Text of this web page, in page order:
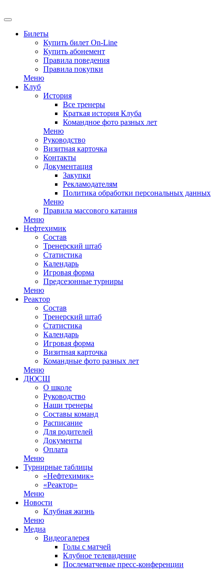
Билеты
Купить билет On-Line
Купить абонемент
Правила поведения
Правила покупки
Меню
Клуб
История
Все тренеры
Краткая история Клуба
Командное фото разных лет
Меню
Руководство
Визитная карточка
Контакты
Документация
Закупки
Рекламодателям
Политика обработки персональных данных
Меню
Правила массового катания
Меню
Нефтехимик
Состав
Тренерский штаб
Статистика
Календарь
Игровая форма
Предсезонные турниры
Меню
Реактор
Состав
Тренерский штаб
Статистика
Календарь
Игровая форма
Визитная карточка
Командные фото разных лет
Меню
ДЮСШ
О школе
Руководство
Наши тренеры
Составы команд
Расписание
Для родителей
Документы
Оплата
Меню
Турнирные таблицы
«Нефтехимик»
«Реактор»
Меню
Новости
Клубная жизнь
Меню
Медиа
Видеогалерея
Голы с матчей
Клубное телевидение
Послематчевые пресс-конференции